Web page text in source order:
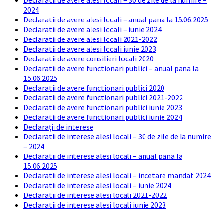
2024
Declaratii de avere alesi locali – anual pana la 15.06.2025
Declaratii de avere alesi locali – iunie 2024
Declaratii de avere alesi locali 2021-2022
Declaratii de avere alesi locali iunie 2023
Declaratii de avere consilieri locali 2020
Declaratii de avere functionari publici – anual pana la
15.06.2025
Declaratii de avere functionari publici 2020
Declaratii de avere functionari publici 2021-2022
Declaratii de avere functionari publici iunie 2023
Declaratii de avere functionari publici iunie 2024
Declarații de interese
Declaratii de interese alesi locali – 30 de zile de la numire
– 2024
Declaratii de interese alesi locali – anual pana la
15.06.2025
Declaratii de interese alesi locali – incetare mandat 2024
Declaratii de interese alesi locali – iunie 2024
Declaratii de interese alesi locali 2021-2022
Declaratii de interese alesi locali iunie 2023